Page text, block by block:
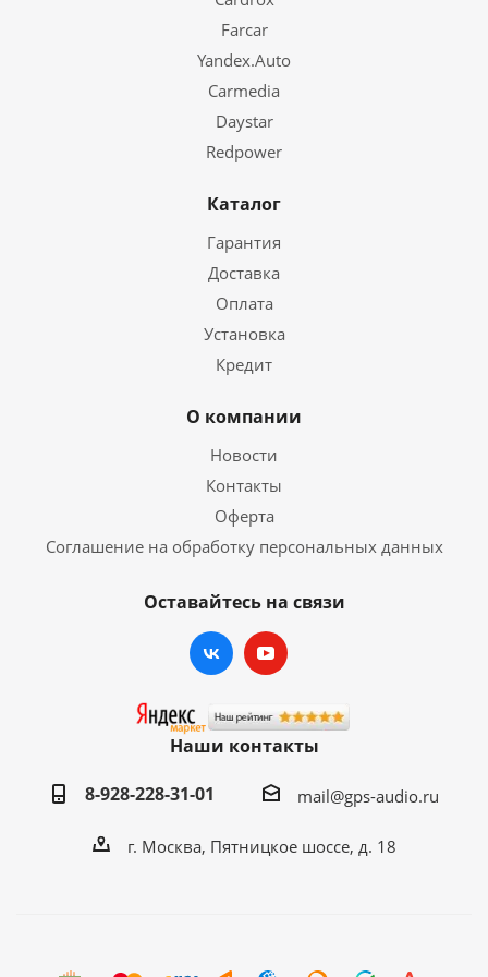
Farcar
Yandex.Auto
Carmedia
Daystar
Redpower
Каталог
Гарантия
Доставка
Оплата
Установка
Кредит
О компании
Новости
Контакты
Оферта
Соглашение на обработку персональных данных
Оставайтесь на связи
Наши контакты
8-928-228-31-01
mail@gps-audio.ru
г. Москва, Пятницкое шоссе, д. 18